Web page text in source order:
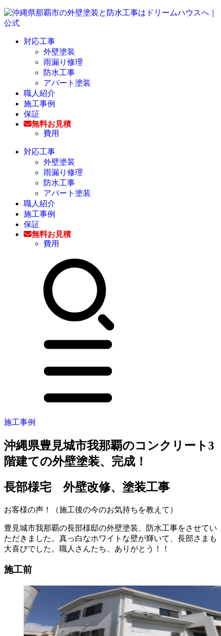
対応工事
外壁塗装
雨漏り修理
防水工事
アパート塗装
職人紹介
施工事例
保証
無料お見積
費用
対応工事
外壁塗装
雨漏り修理
防水工事
アパート塗装
職人紹介
施工事例
保証
無料お見積
費用
施工事例
沖縄県豊見城市我那覇のコンクリート3
階建ての外壁塗装、完成！
長部様宅 外壁改修、塗装工事
お客様の声！（施工後の今のお気持ちを教えて）
豊見城市我那覇の長部様邸の外壁塗装、防水工事をさせてい
ただきました。真っ白なホワイトな壁が輝いて、長部さまも
大喜びでした。職人さんたち、ありがとう！！
施工前